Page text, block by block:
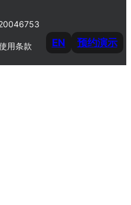
EN 预约演示
用条款